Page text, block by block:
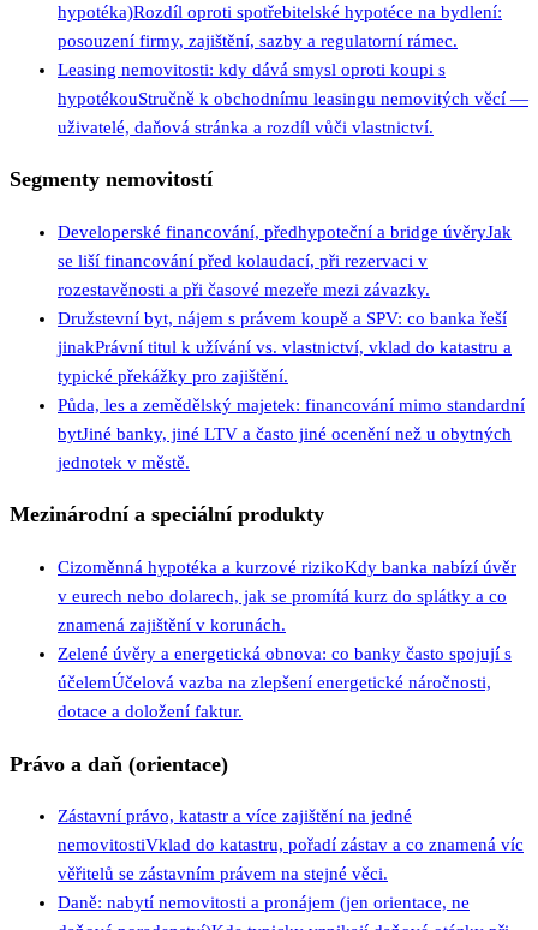
hypotéka)Rozdíl oproti spotřebitelské hypotéce na bydlení:
posouzení firmy, zajištění, sazby a regulatorní rámec.
Leasing nemovitosti: kdy dává smysl oproti koupi s
hypotékouStručně k obchodnímu leasingu nemovitých věcí —
uživatelé, daňová stránka a rozdíl vůči vlastnictví.
Segmenty nemovitostí
Developerské financování, předhypoteční a bridge úvěryJak
se liší financování před kolaudací, při rezervaci v
rozestavěnosti a při časové mezeře mezi závazky.
Družstevní byt, nájem s právem koupě a SPV: co banka řeší
jinakPrávní titul k užívání vs. vlastnictví, vklad do katastru a
typické překážky pro zajištění.
Půda, les a zemědělský majetek: financování mimo standardní
bytJiné banky, jiné LTV a často jiné ocenění než u obytných
jednotek v městě.
Mezinárodní a speciální produkty
Cizoměnná hypotéka a kurzové rizikoKdy banka nabízí úvěr
v eurech nebo dolarech, jak se promítá kurz do splátky a co
znamená zajištění v korunách.
Zelené úvěry a energetická obnova: co banky často spojují s
účelemÚčelová vazba na zlepšení energetické náročnosti,
dotace a doložení faktur.
Právo a daň (orientace)
Zástavní právo, katastr a více zajištění na jedné
nemovitostiVklad do katastru, pořadí zástav a co znamená víc
věřitelů se zástavním právem na stejné věci.
Daně: nabytí nemovitosti a pronájem (jen orientace, ne